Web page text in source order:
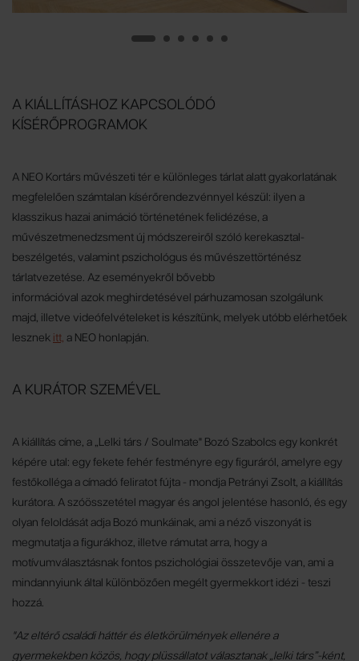
A KIÁLLÍTÁSHOZ KAPCSOLÓDÓ
KÍSÉRŐPROGRAMOK
A NEO Kortárs művészeti tér e különleges tárlat alatt gyakorlatának
megfelelően számtalan kísérőrendezvénnyel készül: ilyen a
klasszikus hazai animáció történetének felidézése, a
művészetmenedzsment új módszereiről szóló kerekasztal-
beszélgetés, valamint pszichológus és művészettörténész
tárlatvezetése. Az eseményekről bővebb
információval azok meghirdetésével párhuzamosan szolgálunk
majd, illetve videófelvételeket is készítünk, melyek utóbb elérhetőek
lesznek itt, a NEO honlapján.
A KURÁTOR SZEMÉVEL
A kiállítás címe, a „Lelki társ / Soulmate" Bozó Szabolcs egy konkrét
képére utal: egy fekete fehér festményre egy figuráról, amelyre egy
festőkolléga a címadó feliratot fújta - mondja Petrányi Zsolt, a kiállítás
kurátora. A szóösszetétel magyar és angol jelentése hasonló, és egy
olyan feloldását adja Bozó munkáinak, ami a néző viszonyát is
megmutatja a figurákhoz, illetve rámutat arra, hogy a
motívumválasztásnak fontos pszichológiai összetevője van, ami a
mindannyiunk által különbözően megélt gyermekkort idézi - teszi
hozzá.
"Az eltérő családi háttér és életkörülmények ellenére a
gyermekekben közös, hogy plüssállatot választanak „lelki társ”-ként,